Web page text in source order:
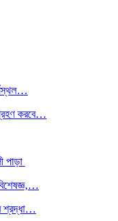
করবে…
পাড়া
শ্রদ্ধা…